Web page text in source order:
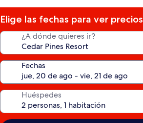
estrellas
Elige las fechas para ver precios
¿A dónde quieres ir?
Fechas
Huéspedes